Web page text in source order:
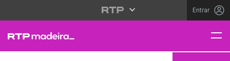
Entrar